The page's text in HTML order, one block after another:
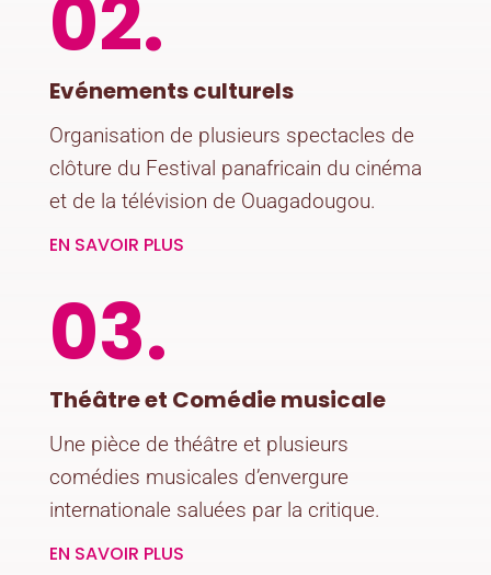
02.
Evénements culturels
Organisation de plusieurs spectacles de
clôture du Festival panafricain du cinéma
et de la télévision de Ouagadougou.
EN SAVOIR PLUS
03.
Théâtre et Comédie musicale
Une pièce de théâtre et plusieurs
comédies musicales d’envergure
internationale saluées par la critique.
EN SAVOIR PLUS